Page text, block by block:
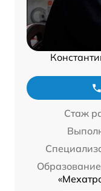
Стаж